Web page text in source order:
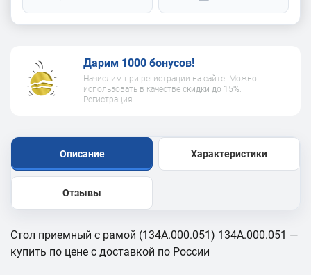
Дарим 1000 бонусов!
Начислим при регистрации на сайте. Можно
использовать в качестве скидки до 15%.
Регистрация
Описание Характеристики
Отзывы
Стол приемный с рамой (134A.000.051) 134A.000.051 —
купить по цене с доставкой по России